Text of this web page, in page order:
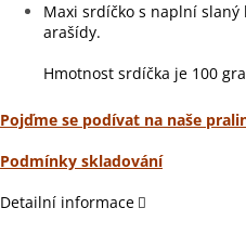
Maxi srdíčko s naplní slaný
arašídy.
Hmotnost srdíčka je 100
Pojďme se podívat na naše
Podmínky skladování
Detailní informace